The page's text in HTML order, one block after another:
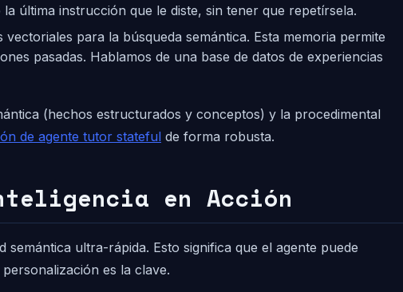
última instrucción que le diste, sin tener que repetírsela.
para la búsqueda semántica. Esta memoria permite
pasadas. Hablamos de una base de datos de experiencias
(hechos estructurados y conceptos) y la procedimental
de agente tutor stateful de forma robusta.
en Acción
ultra-rápida. Esto significa que el agente puede
es la clave.